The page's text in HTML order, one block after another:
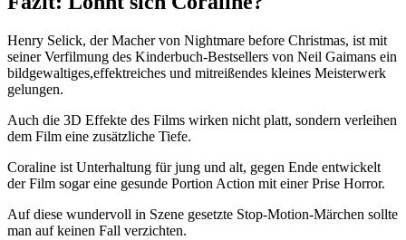
Henry Selick, der Macher von Nightmare before Christmas, ist mit
seiner Verfilmung des Kinderbuch-Bestsellers von Neil Gaimans ein
bildgewaltiges,effektreiches und mitreißendes kleines Meisterwerk
gelungen.
Auch die 3D Effekte des Films wirken nicht platt, sondern verleihen
dem Film eine zusätzliche Tiefe.
Coraline ist Unterhaltung für jung und alt, gegen Ende entwickelt
der Film sogar eine gesunde Portion Action mit einer Prise Horror.
Auf diese wundervoll in Szene gesetzte Stop-Motion-Märchen sollte
man auf keinen Fall verzichten.